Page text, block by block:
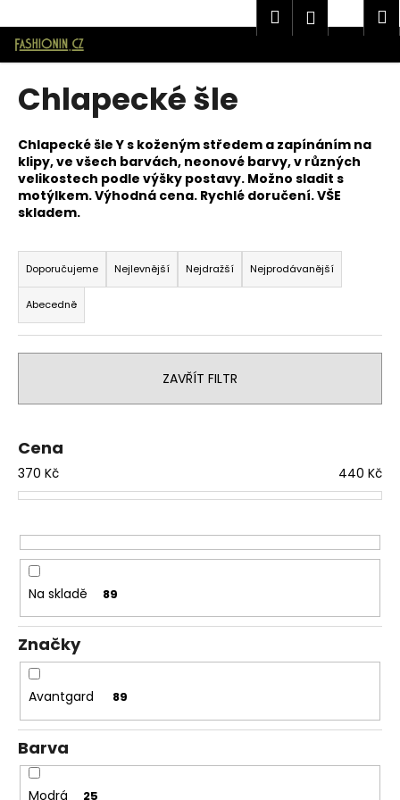
Značková pánská móda AVANTGARD v E-shopu Fashionin.cz
Přejít
na
Hledat
Chlapecké šle
Chlapecké šle Y s koženým středem a zapínáním na
klipy, ve všech barvách, neonové barvy, v různých
velikostech podle výšky postavy. Možno sladit s
motýlkem. Výhodná cena. Rychlé doručení. VŠE
skladem.
Ř
a
z
e
n
r
d
u
k
ů
Doporučujeme Nejlevnější Nejdražší Nejprodávanější
Abecedně
ZAVŘÍT FILTR
Cena
370 Kč 440 Kč
Na skladě 89
Značky
Avantgard 89
Barva
Modrá 25
o
š Zpět
Zpět
C
p
o
t
ř
b
u
e
t
n
j
í
t
D
o
p
o
r
u